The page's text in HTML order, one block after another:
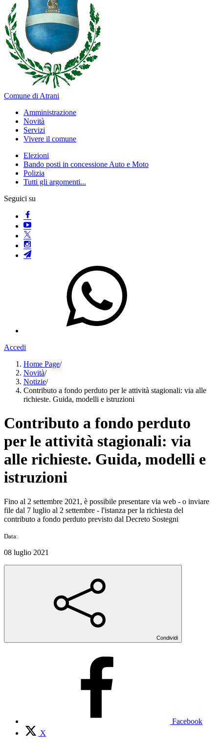
Comune di Atrani
Amministrazione
Novità
Servizi
Vivere il comune
Elezioni
Bando posti in concessione Auto e Moto
Polizia
Tutti gli argomenti...
Seguici su
Accedi
Home Page/
Novità/
Notizie/
Contributo a fondo perduto per le attività stagionali: via alle
richieste. Guida, modelli e istruzioni
Contributo a fondo perduto
per le attività stagionali: via
alle richieste. Guida, modelli e
istruzioni
Fino al 2 settembre 2021, è possibile presentare via web - o inviare
file dal 7 luglio al 2 settembre - l'istanza per la richiesta del
contributo a fondo perduto previsto dal Decreto Sostegni
Data:
08 luglio 2021
Condividi
Facebook
X